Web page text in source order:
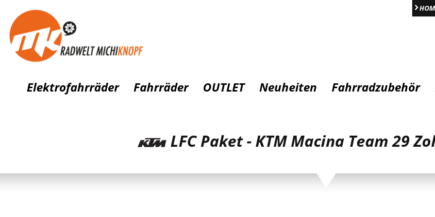
Elektrofahrräder Fahrräder OUTLET Neuheiten Fahrradzubehör
LFC Paket - KTM Macina Team 29